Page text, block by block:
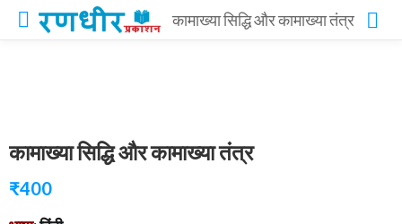
कामाख्या सिद्धि और कामाख्या तंत्र
कामाख्या सिद्धि और कामाख्या तंत्र
₹400